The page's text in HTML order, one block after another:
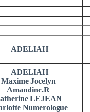
ADELIAH
ADELIAH
Maxime Jocelyn
Amandine.R
LEJEAN
Numerologue